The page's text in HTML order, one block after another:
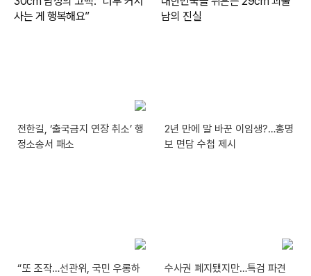
전한길, ‘출국금지 연장 취소’ 행
정소송서 패소
2년 만에 말 바꾼 이임생?…홍명
보 면담 수첩 제시
“또 조작…선관위, 국민 우롱하
수사권 폐지됐지만…특검 파견